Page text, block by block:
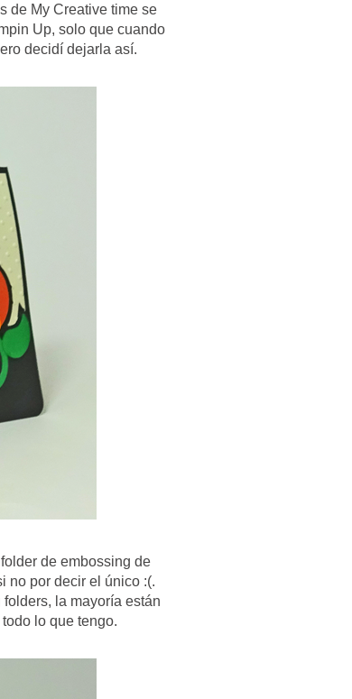
de My Creative time se
Up, solo que cuando
decidí dejarla así.
de embossing de
no por decir el único :(.
la mayoría están
lo que tengo.